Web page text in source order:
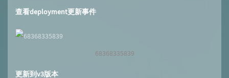
查看deployment更新事件
68368335839
更新到v3版本